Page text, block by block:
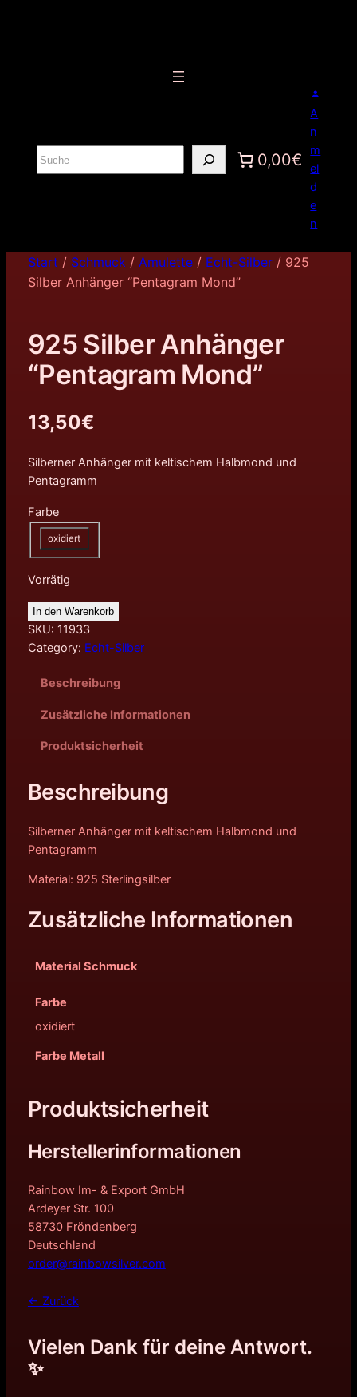
S
u
0,00€
A
n
m
el
d
e
n
Start / Schmuck/ Amulette/ Echt-Silber/ 925
Silber Anhänger “Pentagram Mond”
925 Silber Anhänger
“Pentagram Mond”
13,50€
Silberner Anhänger mit keltischem Halbmond und
Pentagramm
Farbe
oxidiert
Vorrätig
In den Warenkorb
SKU: 11933
Category: Echt-Silber
Beschreibung
Zusätzliche Informationen
Produktsicherheit
Beschreibung
Silberner Anhänger mit keltischem Halbmond und
Pentagramm
Material: 925 Sterlingsilber
Zusätzliche Informationen
Material Schmuck
Farbe
oxidiert
Farbe Metall
Produktsicherheit
Herstellerinformationen
Rainbow Im- & Export GmbH
Ardeyer Str. 100
58730 Fröndenberg
Deutschland
order@rainbowsilver.com
← Zurück
Vielen Dank für deine Antwort.
✨